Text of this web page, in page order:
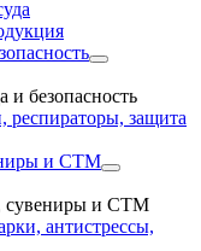
безопасность
респираторы, защита
и СТМ
сувениры и СТМ
антистрессы,